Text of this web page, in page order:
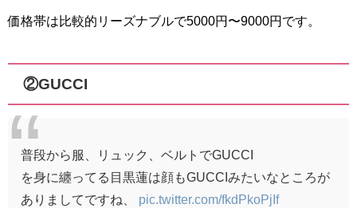
価格帯は比較的リーズナブルで5000円〜9000円です。
②GUCCI
普段から服、リュック、ベルトでGUCCI
を身に纏ってる目黒蓮は顔もGUCCIみたいなところが
ありましてですね、 pic.twitter.com/fkdPkoPjIf